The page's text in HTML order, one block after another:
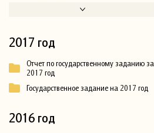
2017 год
Отчет по государственному заданию за
2017 год
Государственное задание на 2017 год
2016 год